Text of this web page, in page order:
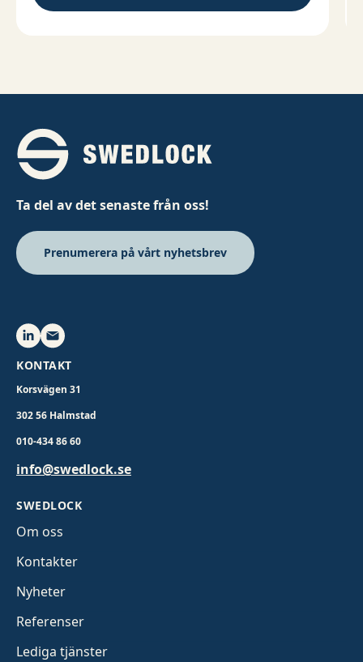
Ta del av det senaste från oss!
Prenumerera på vårt nyhetsbrev
KONTAKT
Korsvägen 31
302 56 Halmstad
010-434 86 60
info@swedlock.se
SWEDLOCK
Om oss
Kontakter
Nyheter
Referenser
Lediga tjänster